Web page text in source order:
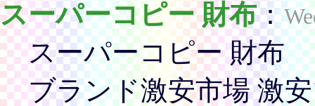
スーパーコピー 財布：
スーパーコピー 財布
ブランド激安市場 激